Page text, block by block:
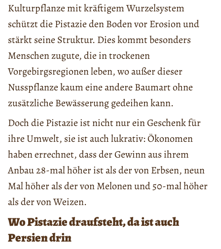
Kulturpflanze mit kräftigem Wurzelsystem
schützt die Pistazie den Boden vor Erosion und
stärkt seine Struktur. Dies kommt besonders
Menschen zugute, die in trockenen
Vorgebirgsregionen leben, wo außer dieser
Nusspflanze kaum eine andere Baumart ohne
zusätzliche Bewässerung gedeihen kann.
Doch die Pistazie ist nicht nur ein Geschenk für
ihre Umwelt, sie ist auch lukrativ: Ökonomen
haben errechnet, dass der Gewinn aus ihrem
Anbau 28-mal höher ist als der von Erbsen, neun
Mal höher als der von Melonen und 50-mal höher
als der von Weizen.
Wo Pistazie draufsteht, da ist auch
Persien drin